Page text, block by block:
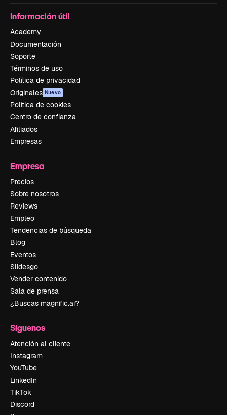
Información útil
Academy
Documentación
Soporte
Términos de uso
Política de privacidad
Originales Nuevo
Política de cookies
Centro de confianza
Afiliados
Empresas
Empresa
Precios
Sobre nosotros
Reviews
Empleo
Tendencias de búsqueda
Blog
Eventos
Slidesgo
Vender contenido
Sala de prensa
¿Buscas magnific.ai?
Síguenos
Atención al cliente
Instagram
YouTube
LinkedIn
TikTok
Discord